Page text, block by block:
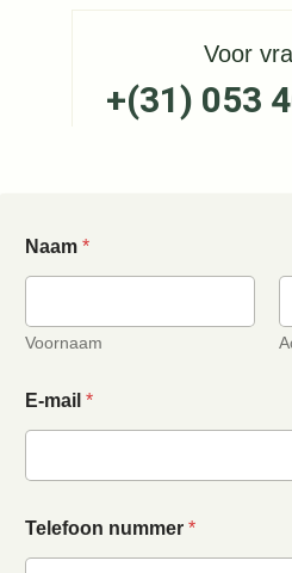
Voor
+(31) 053
Naam *
Voornaam
E-mail *
Telefoon nummer *